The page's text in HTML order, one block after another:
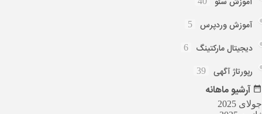
آموزش وردپرس 5
دیجیتال مارکتینگ 6
رپورتاژ آگهی 39
آرشیوماهانه
جولای 2025